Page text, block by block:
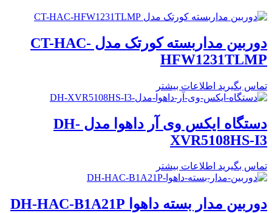
دوربین مداربسته کورتک مدل CT-HAC-
HFW1231TLMP
تماس بگیرید اطلاعات بیشتر
دستگاه ایکس وی آر داهوا مدل DH-
XVR5108HS-I3
تماس بگیرید اطلاعات بیشتر
دوربین مدار بسته داهوا DH-HAC-B1A21P